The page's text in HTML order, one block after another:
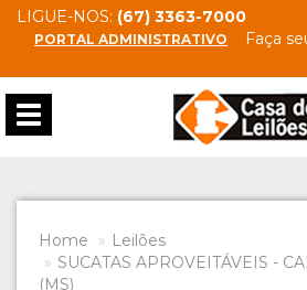
LIGUE-NOS: (67) 3363-7000
PORTAL ADMINISTRATIVO Faça
Toggle
navigation
Home
Leilões
SUCATAS APROVEITÁVEIS -
(MS)